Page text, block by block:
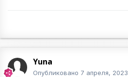
Yuna
Опубликовано 7 апреля, 2023